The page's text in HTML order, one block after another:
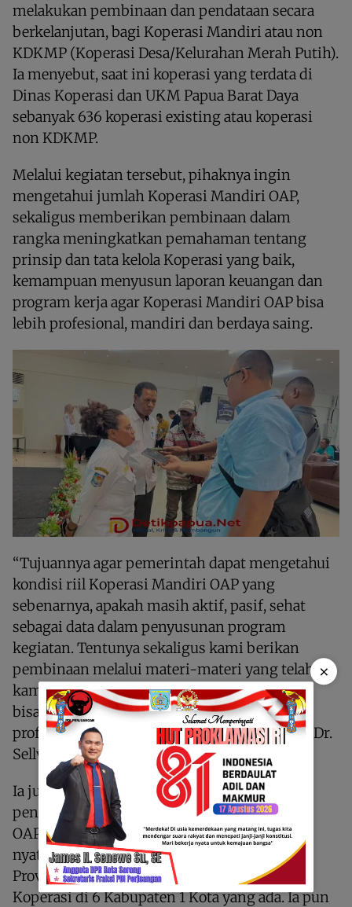
melakukan pembinaan dan pendataan secara
berkelanjutan, bagi Koperasi Mandiri atau non
KDKMP (Koperasi Desa/Kelurahan Merah Putih).
Ia menyebut, saat ini koperasi yang terdata di
Dinas Koperasi dan UKM Papua Barat Daya
sebanyak 636 koperasi existing atau koperasi
non KDKMP.
Melalui kegiatan tersebut, pihaknya ingin
mengetahui jumlah Koperasi Mandiri OAP,
sekaligus memberikan pembinaan dalam
rangka meningkatkan pemahaman tentang
prinsip dan tata kelola Koperasi yang baik,
kemampuan menyusun laporan keuangan dan
program kerja agar Koperasi Mandiri OAP bisa
lebih profesional, mandiri dan berdaya saing.
“Tujuannya agar pemerintah dapat mengetahui
kondisi riil Koperasi Mandiri OAP yang
sebenarnya, apakah masih aktif, pasif, sehat
sebagai data dalam penyusunan program
kegiatan. Tentunya sekaligus kami berikan
pembinaan melalui materi-materi yang telah
kami siapkan agar Koperasi Mandiri OAP ini
bisa terus eksis dan survive dengan lebih
profesional, mandiri dan berdaya saing,” ujar Dr.
Sellvyana.
Ia juga menyampaikan bahwa kegiatan
pendataan dan pembinaan Koperasi Mandiri
OAP tersebut merupakan bagian dari wujud
nyata integrasi kebijakan Dinas Koperasi
Provinsi Papua Barat Daya bersama Dinas
Koperasi di 6 Kabupaten 1 Kota yang ada. Ia pun
×